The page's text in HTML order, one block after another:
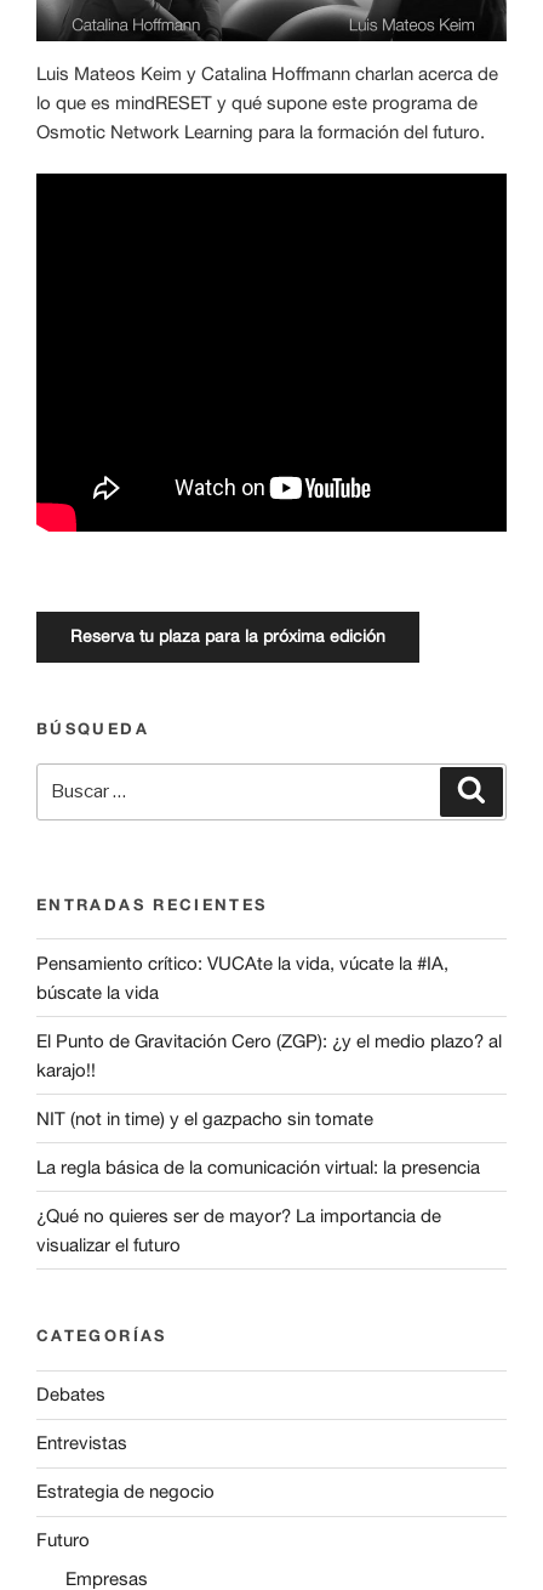
Luis Mateos Keim y Catalina Hoffmann charlan acerca de
lo que es mindRESET y qué supone este programa de
Osmotic Network Learning para la formación del futuro.
Reserva tu plaza para la próxima edición
BÚSQUEDA
ENTRADAS RECIENTES
Pensamiento crítico: VUCAte la vida, vúcate la #IA,
búscate la vida
El Punto de Gravitación Cero (ZGP): ¿y el medio plazo? al
karajo!!
NIT (not in time) y el gazpacho sin tomate
La regla básica de la comunicación virtual: la presencia
¿Qué no quieres ser de mayor? La importancia de
visualizar el futuro
CATEGORÍAS
Debates
Entrevistas
Estrategia de negocio
Futuro
Empresas